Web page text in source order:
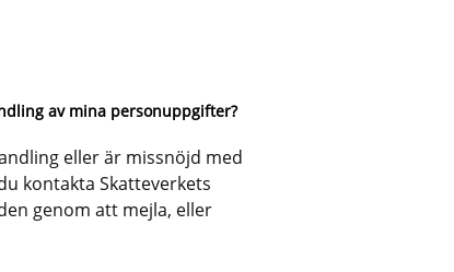
av mina personuppgifter?
eller är missnöjd med
kontakta Skatteverkets
genom att mejla, eller